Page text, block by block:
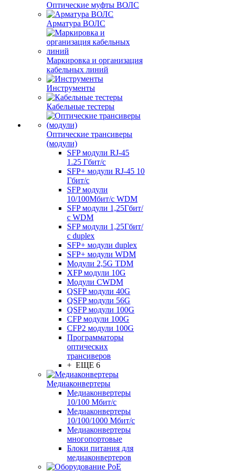
Оптические муфты ВОЛС
Арматура ВОЛС
Маркировка и организация
кабельных линий
Инструменты
Кабельные тестеры
Оптические трансиверы
(модули)
SFP модули RJ-45
1.25 Гбит/c
SFP+ модули RJ-45 10
Гбит/c
SFP модули
10/100Мбит/с WDM
SFP модули 1,25Гбит/
с WDM
SFP модули 1,25Гбит/
с duplex
SFP+ модули duplex
SFP+ модули WDM
Модули 2,5G TDM
XFP модули 10G
Модули CWDM
QSFP модули 40G
QSFP модули 56G
QSFP модули 100G
CFP модули 100G
CFP2 модули 100G
Программаторы
оптических
трансиверов
+ ЕЩЕ 6
Медиаконвертеры
Медиаконвертеры
10/100 Мбит/с
Медиаконвертеры
10/100/1000 Мбит/c
Медиаконвертеры
многопортовые
Блоки питания для
медиаконвертеров